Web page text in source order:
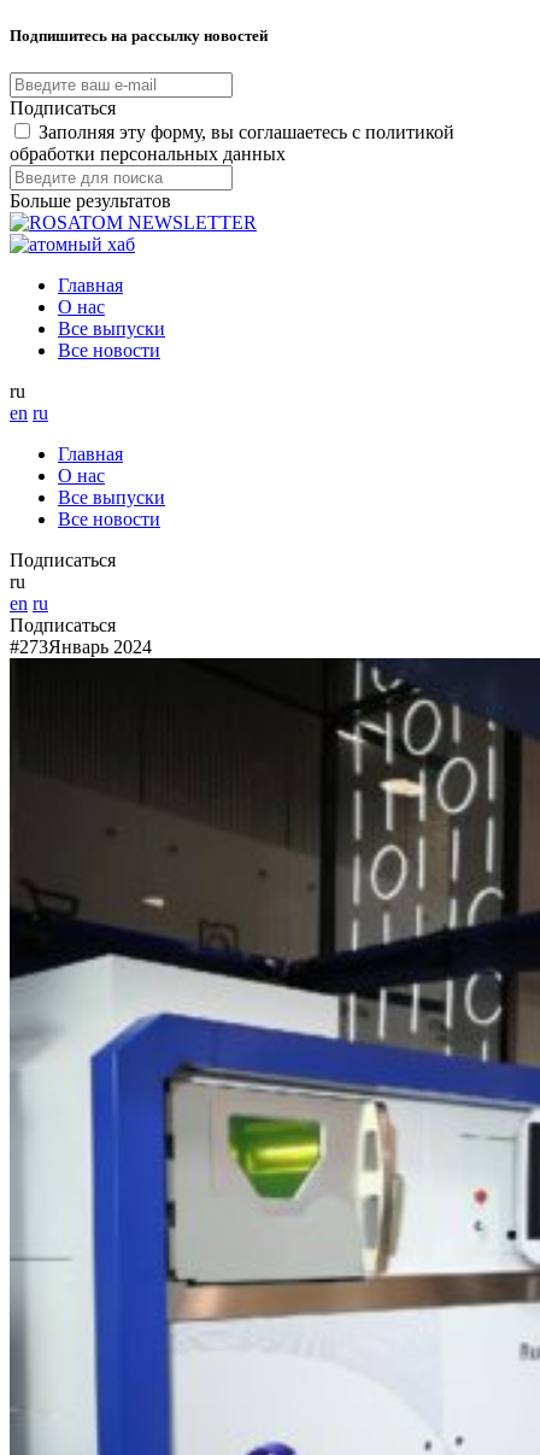
Подпишитесь на рассылку новостей
Подписаться
Заполняя эту форму, вы соглашаетесь с политикой
обработки персональных данных
Больше результатов
Главная
О нас
Все выпуски
Все новости
ru
en ru
Главная
О нас
Все выпуски
Все новости
Подписаться
ru
en ru
Подписаться
#273Январь 2024